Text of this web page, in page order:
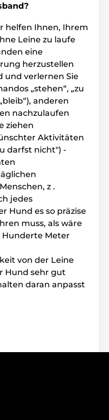
der Empfäger von
werden mit einem
schnellaufladenden
von 850mAh
geladen. Die
und des Halsbandes
beträgt um die 2
Edge wird mit einem
kurzzeitig
bis zu 1 Meter
Wahl für das
oder bei schlechten
Der Dogtra 4500
(kurzzeitiger Regen
aus).
kann man zum
Hunden benutzten
zu verlieren. Mit
helfen Ihnen, Ihrem
Leine zu laufe
eine
herzustellen
und verlernen Sie
„stehen“, „zu
anderen
nachzulaufen
ziehen
Aktivitäten
darfst nicht") -
z .
jedes
Hund es so präzise
muss, als wäre
Hunderte Meter
von der Leine
Hund sehr gut
daran anpasst